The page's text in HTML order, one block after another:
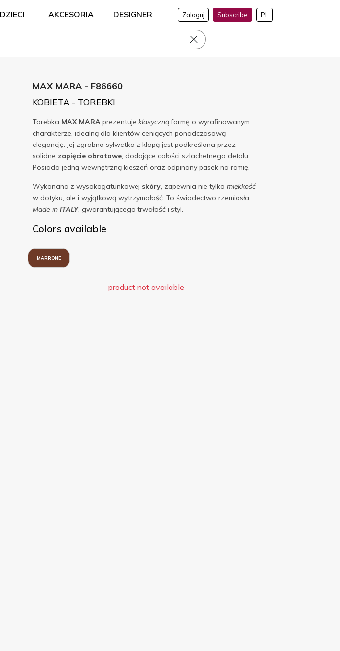
DZIECI AKCESORIA DESIGNER Zaloguj Subscribe PL
MAX MARA - F86660
KOBIETA - TOREBKI
Torebka MAX MARA prezentuje klasyczną formę o wyrafinowanym
charakterze, idealną dla klientów ceniących ponadczasową
elegancję. Jej zgrabna sylwetka z klapą jest podkreślona przez
solidne zapięcie obrotowe, dodające całości szlachetnego detalu.
Posiada jedną wewnętrzną kieszeń oraz odpinany pasek na ramię.
Wykonana z wysokogatunkowej skóry, zapewnia nie tylko miękkość
w dotyku, ale i wyjątkową wytrzymałość. To świadectwo rzemiosła
Made in ITALY, gwarantującego trwałość i styl.
Colors available
MARRONE
product not available